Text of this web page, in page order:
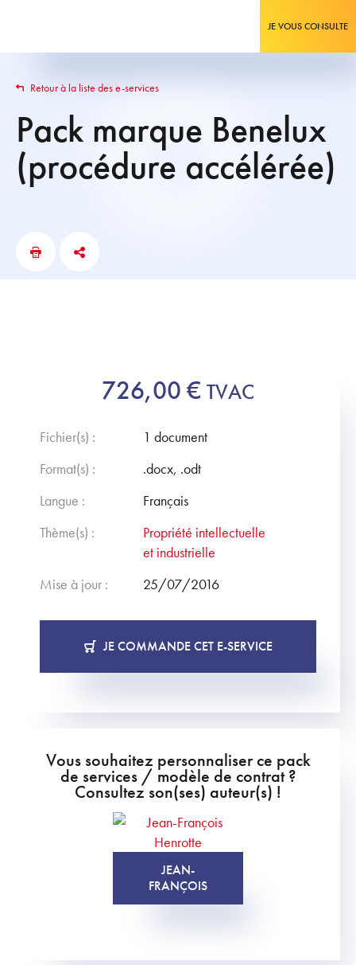
JE VOUS CONSULTE
Retour à la liste des e-services
Pack marque Benelux
(procédure accélérée)
726,00€ TVAC
Fichier(s) :
1 document
Format(s) :
.docx, .odt
Langue :
Français
Thème(s) :
Propriété intellectuelle
et industrielle
Mise à jour :
25/07/2016
JE COMMANDE CET E-SERVICE
Vous souhaitez personnaliser ce pack
de services / modèle de contrat ?
Consultez son(ses) auteur(s) !
JEAN-
FRANÇOIS